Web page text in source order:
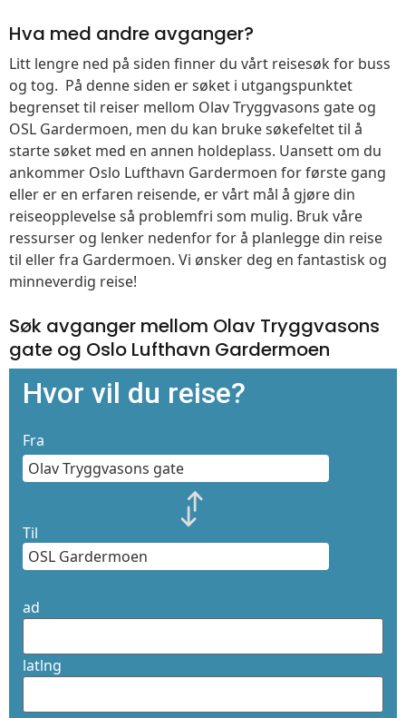
Hva med andre avganger?
Litt lengre ned på siden finner du vårt reisesøk for buss
og tog. På denne siden er søket i utgangspunktet
begrenset til reiser mellom Olav Tryggvasons gate og
OSL Gardermoen, men du kan bruke søkefeltet til å
starte søket med en annen holdeplass. Uansett om du
ankommer Oslo Lufthavn Gardermoen for første gang
eller er en erfaren reisende, er vårt mål å gjøre din
reiseopplevelse så problemfri som mulig. Bruk våre
ressurser og lenker nedenfor for å planlegge din reise
til eller fra Gardermoen. Vi ønsker deg en fantastisk og
minneverdig reise!
Søk avganger mellom Olav Tryggvasons
gate og Oslo Lufthavn Gardermoen
Hvor vil du reise?
Fra
Til
ad
latlng